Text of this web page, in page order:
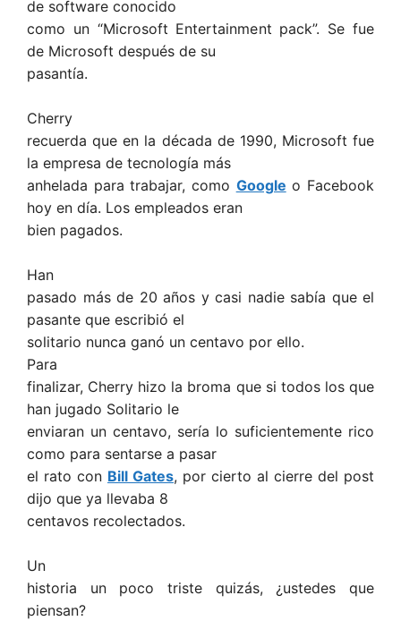
de software conocido
como un “Microsoft Entertainment pack”. Se fue
de Microsoft después de su
pasantía.
Cherry
recuerda que en la década de 1990, Microsoft fue
la empresa de tecnología más
anhelada para trabajar, como Google o Facebook
hoy en día. Los empleados eran
bien pagados.
Han
pasado más de 20 años y casi nadie sabía que el
pasante que escribió el
solitario nunca ganó un centavo por ello.
Para
finalizar, Cherry hizo la broma que si todos los que
han jugado Solitario le
enviaran un centavo, sería lo suficientemente rico
como para sentarse a pasar
el rato con Bill Gates, por cierto al cierre del post
dijo que ya llevaba 8
centavos recolectados.
Un
historia un poco triste quizás, ¿ustedes que
piensan?